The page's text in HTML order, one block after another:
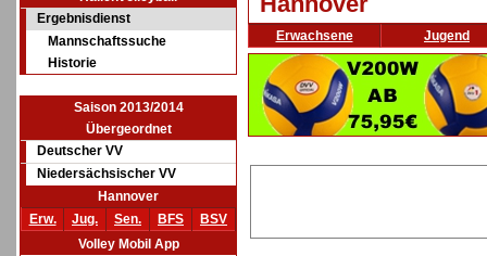
Ergebnisdienst
Mannschaftssuche
Historie
Saison 2013/2014
Übergeordnet
Deutscher VV
Niedersächsischer VV
Hannover
Erw.
Jug. Sen. BFS
BSV
Volley Mobil App
Erwachsene Jugend